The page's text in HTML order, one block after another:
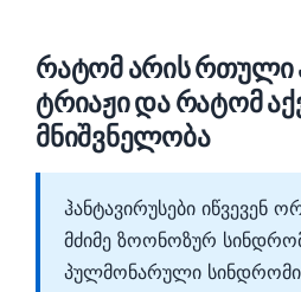
რატომ არის რთული
ტრიაჟი და რატომ
მნიშვნელობა
ჰანტავირუსები იწვევენ
მძიმე ზოონოზურ
პულმონარული სინდრომი